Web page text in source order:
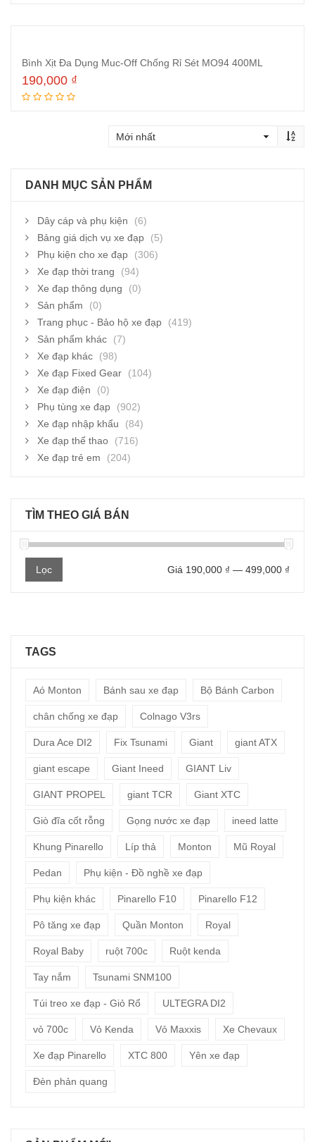
Bình Xịt Đa Dụng Muc-Off Chống Rỉ Sét MO94 400ML
190,000 ₫
DANH MỤC SẢN PHẨM
Dây cáp và phụ kiện
(6)
Bảng giá dịch vụ xe đạp
(5)
Phụ kiện cho xe đạp
(306)
Xe đạp thời trang
(94)
Xe đạp thông dụng
(0)
Sản phẩm
(0)
Trang phục - Bảo hộ xe đạp
(419)
Sản phẩm khác
(7)
Xe đạp khác
(98)
Xe đạp Fixed Gear
(104)
Xe đạp điện
(0)
Phụ tùng xe đạp
(902)
Xe đạp nhập khẩu
(84)
Xe đạp thể thao
(716)
Xe đạp trẻ em
(204)
TÌM THEO GIÁ BÁN
Giá
Giá
Lọc Giá 190,000 ₫ — 499,000 ₫
TAGS
Aó Monton Bánh sau xe đạp Bộ Bánh Carbon
chân chống xe đạp Colnago V3rs
Dura Ace DI2 Fix Tsunami Giant giant ATX
giant escape Giant Ineed GIANT Liv
GIANT PROPEL giant TCR Giant XTC
Giò đĩa cốt rỗng Gọng nước xe đạp ineed latte
Khung Pinarello Líp thả Monton Mũ Royal
Pedan Phụ kiện - Đồ nghề xe đạp
Phụ kiện khác Pinarello F10 Pinarello F12
Pô tăng xe đạp Quần Monton Royal
Royal Baby ruột 700c Ruột kenda
Tay nắm Tsunami SNM100
Túi treo xe đạp - Giỏ Rổ ULTEGRA DI2
vỏ 700c Vỏ Kenda Vỏ Maxxis Xe Chevaux
Xe đạp Pinarello XTC 800 Yên xe đạp
Đèn phản quang